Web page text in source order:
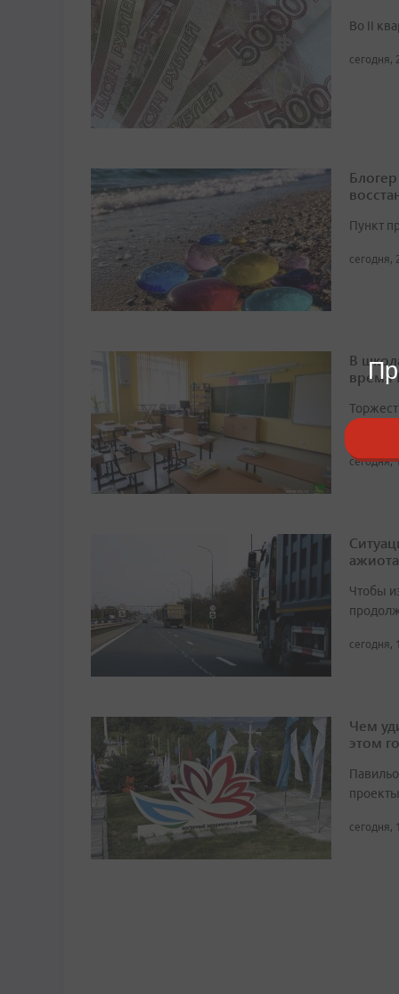
Во II
сегодня,
Пункт
сегодня,
В
время
сегодня,
Чтобы
сегодня,
Чем
этом
сегодня,